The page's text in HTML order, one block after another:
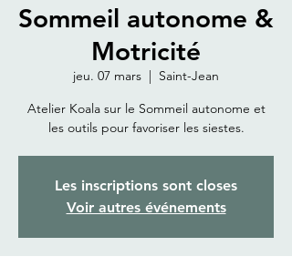
Sommeil autonome &
Motricité
jeu. 07 mars
  |
Saint-Jean
Atelier Koala sur le Sommeil autonome et
les outils pour favoriser les siestes.
Les inscriptions sont closes
Voir autres événements